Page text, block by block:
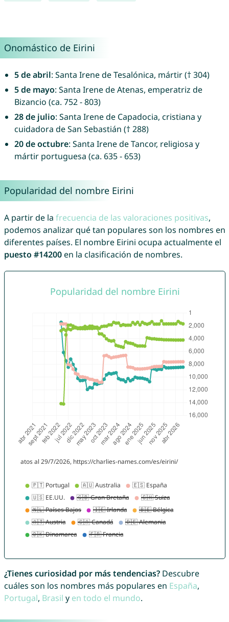
Onomástico de Eirini
5 de abril: Santa Irene de Tesalónica, mártir († 304)
5 de mayo: Santa Irene de Atenas, emperatriz de
Bizancio (ca. 752 - 803)
28 de julio: Santa Irene de Capadocia, cristiana y
cuidadora de San Sebastián († 288)
20 de octubre: Santa Irene de Tancor, religiosa y
mártir portuguesa (ca. 635 - 653)
Popularidad del nombre Eirini
A partir de la frecuencia de las valoraciones positivas,
podemos analizar qué tan populares son los nombres en
diferentes países. El nombre Eirini ocupa actualmente el
puesto #14200en la clasificación de nombres.
¿Tienes curiosidad por más tendencias?Descubre
cuáles son los nombres más populares en España,
Portugal, Brasil y en todo el mundo.